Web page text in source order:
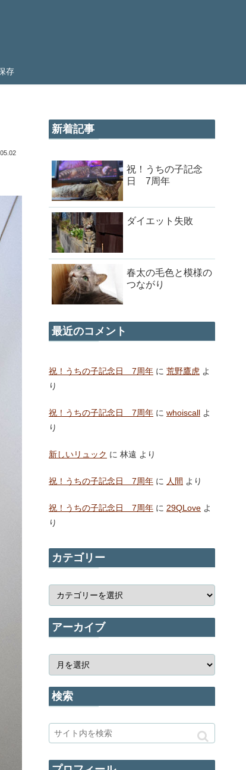
存
新着記事
祝！うちの子記念
日 7周年
ダイエット失敗
春太の毛色と模様の
つながり
最近のコメント
祝！うちの子記念日 7周年 に 荒野鷹虎 よ
り
祝！うちの子記念日 7周年 に whoiscall よ
り
新しいリュック に 林遠 より
祝！うちの子記念日 7周年 に 人間 より
祝！うちの子記念日 7周年 に 29QLove よ
り
カテゴリー
アーカイブ
検索